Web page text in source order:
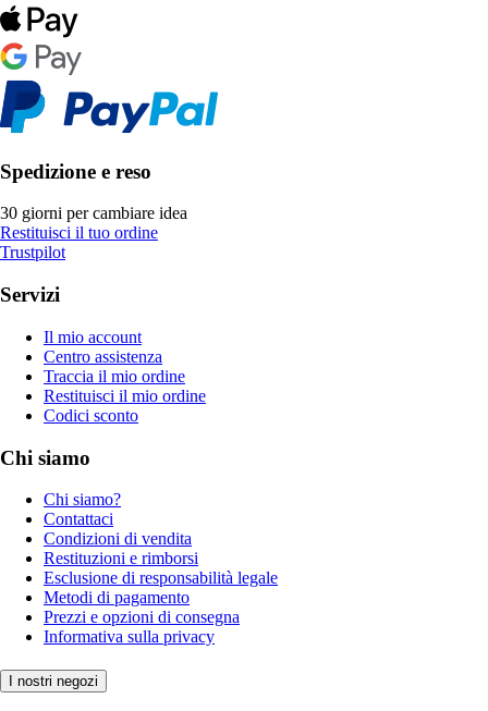
Spedizione e reso
30 giorni per cambiare idea
Restituisci il tuo ordine
Trustpilot
Servizi
Il mio account
Centro assistenza
Traccia il mio ordine
Restituisci il mio ordine
Codici sconto
Chi siamo
Chi siamo?
Contattaci
Condizioni di vendita
Restituzioni e rimborsi
Esclusione di responsabilità legale
Metodi di pagamento
Prezzi e opzioni di consegna
Informativa sulla privacy
I nostri negozi